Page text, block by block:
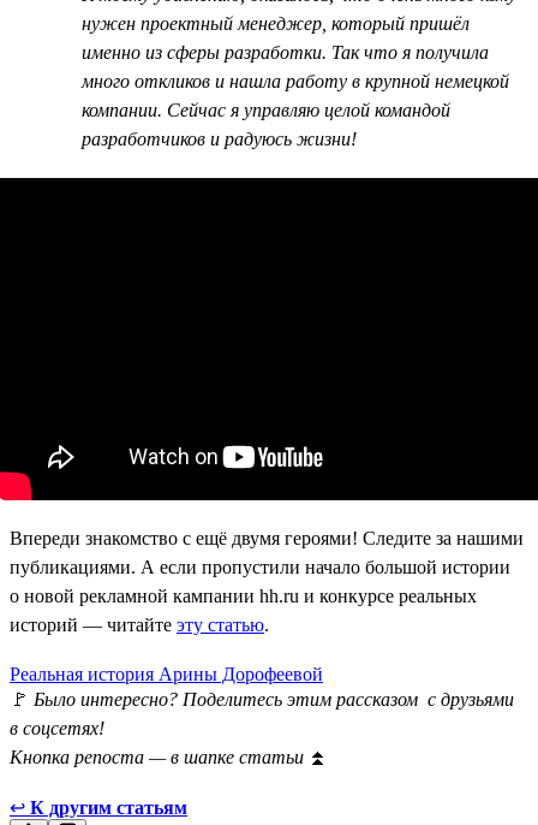
нужен проектный менеджер, который пришёл
именно из сферы разработки. Так что я получила
много откликов и нашла работу в крупной немецкой
компании. Сейчас я управляю целой командой
разработчиков и радуюсь жизни!
Впереди знакомство с ещё двумя героями! Следите за нашими
публикациями. А если пропустили начало большой истории
о новой рекламной кампании hh.ru и конкурсе реальных
историй — читайте эту статью.
Реальная история Арины Дорофеевой
🚩 Было интересно? Поделитесь этим рассказом с друзьями
в соцсетях!
Кнопка репоста — в шапке статьи ⏫
↩ К другим статьям